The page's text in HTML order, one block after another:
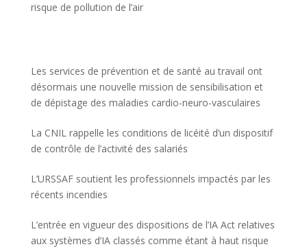
risque de pollution de l’air
Les services de prévention et de santé au travail ont
désormais une nouvelle mission de sensibilisation et
de dépistage des maladies cardio-neuro-vasculaires
La CNIL rappelle les conditions de licéité d’un dispositif
de contrôle de l’activité des salariés
L’URSSAF soutient les professionnels impactés par les
récents incendies
L’entrée en vigueur des dispositions de l’IA Act relatives
aux systèmes d’IA classés comme étant à haut risque